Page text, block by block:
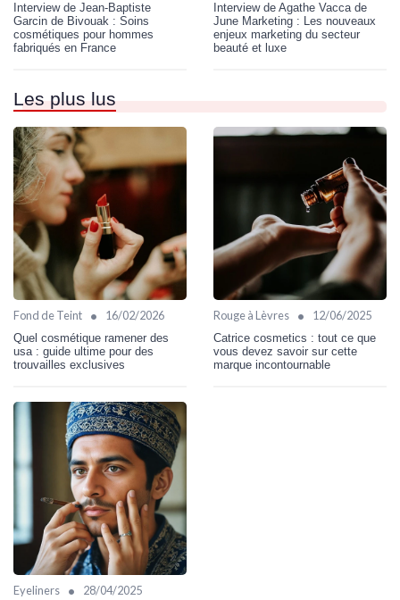
Interview de Jean-Baptiste
Garcin de Bivouak : Soins
cosmétiques pour hommes
fabriqués en France
Interview de Agathe Vacca de
June Marketing : Les nouveaux
enjeux marketing du secteur
beauté et luxe
Les plus lus
Fond de Teint • 16/02/2026
Quel cosmétique ramener des
usa : guide ultime pour des
trouvailles exclusives
Rouge à Lèvres • 12/06/2025
Catrice cosmetics : tout ce que
vous devez savoir sur cette
marque incontournable
Eyeliners • 28/04/2025